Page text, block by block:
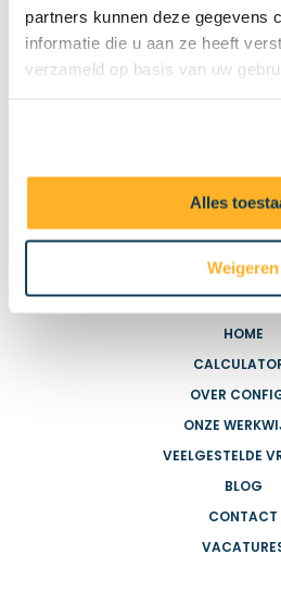
partners kunnen deze gegevens
informatie die u aan ze heeft
verzameld op basis van uw
Alles
Weigeren
HANDIGE
HOME
OVER
ONZE
VEELGESTELDE
BLOG
CONTACT